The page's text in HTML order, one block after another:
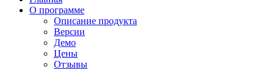
О программе
Описание продукта
Версии
Демо
Цены
Отзывы